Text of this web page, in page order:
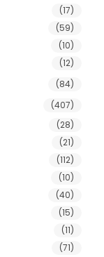
(17)
(59)
(10)
(12)
(84)
(407)
(28)
(21)
(112)
(10)
(40)
(15)
(11)
(71)